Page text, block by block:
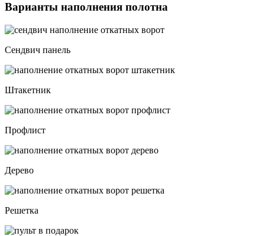
Варианты наполнения полотна
Сендвич панель
Штакетник
Профлист
Дерево
Решетка